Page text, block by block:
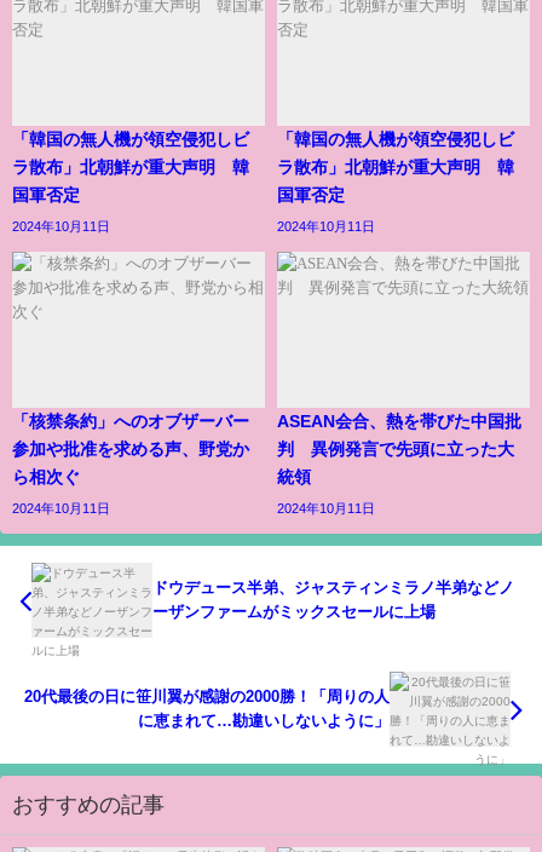
「韓国の無人機が領空侵犯しビ
ラ散布」北朝鮮が重大声明 韓
国軍否定
2024年10月11日
「韓国の無人機が領空侵犯しビ
ラ散布」北朝鮮が重大声明 韓
国軍否定
2024年10月11日
「核禁条約」へのオブザーバー
参加や批准を求める声、野党か
ら相次ぐ
2024年10月11日
ASEAN会合、熱を帯びた中国批
判 異例発言で先頭に立った大
統領
2024年10月11日
ドウデュース半弟、ジャスティンミラノ半弟などノ
ーザンファームがミックスセールに上場
20代最後の日に笹川翼が感謝の2000勝！「周りの人
に恵まれて…勘違いしないように」
おすすめの記事